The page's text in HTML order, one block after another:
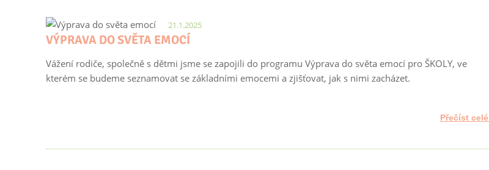
21.1.2025
VÝPRAVA DO SVĚTA EMOCÍ
Vážení rodiče, společně s dětmi jsme se zapojili do programu Výprava do světa emocí pro ŠKOLY, ve
kterém se budeme seznamovat se základními emocemi a zjišťovat, jak s nimi zacházet.
Přečíst celé